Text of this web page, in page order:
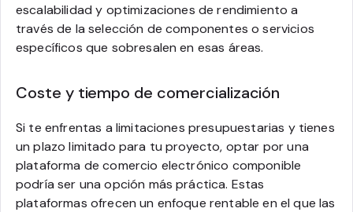
escalabilidad y optimizaciones de rendimiento a
través de la selección de componentes o servicios
específicos que sobresalen en esas áreas.
Coste y tiempo de comercialización
Si te enfrentas a limitaciones presupuestarias y tienes
un plazo limitado para tu proyecto, optar por una
plataforma de comercio electrónico componible
podría ser una opción más práctica. Estas
plataformas ofrecen un enfoque rentable en el que las